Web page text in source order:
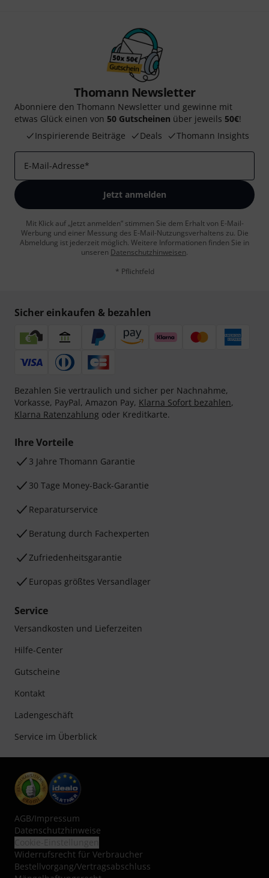
Thomann Newsletter
Abonniere den Thomann Newsletter und gewinne mit
etwas Glück einen von 50 Gutscheinen über jeweils 50€!
Inspirierende Beiträge
Deals Thomann Insights
E-Mail-Adresse*
Jetzt anmelden
Mit Klick auf „Jetzt anmelden“ stimmen Sie dem Erhalt von E-Mail-
Werbung und einer Messung des E-Mail-Nutzungsverhaltens zu. Die
Abmeldung ist jederzeit möglich. Weitere Informationen finden Sie in
unseren Datenschutzhinweisen.
* Pflichtfeld
Sicher einkaufen & bezahlen
Bezahlen Sie vertraulich und sicher per Nachnahme,
Vorkasse, PayPal, Amazon Pay, Klarna Sofort bezahlen,
Klarna Ratenzahlung oder Kreditkarte.
Ihre Vorteile
3 Jahre Thomann Garantie
30 Tage Money-Back-Garantie
Reparaturservice
Beratung durch Fachexperten
Zufriedenheitsgarantie
Europas größtes Versandlager
Service
Versandkosten und Lieferzeiten
Hilfe-Center
Gutscheine
Kontakt
Ladengeschäft
Service im Überblick
AGB/Impressum
Datenschutzhinweise
Widerrufsrecht für Verbraucher
Bestellvorgang/Vertragsabschluss